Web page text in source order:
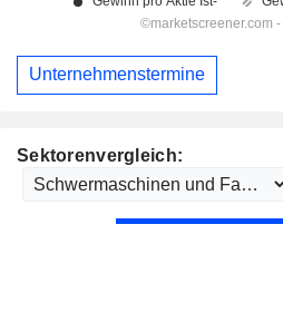
Sektorenvergleich:
Unternehmenstermine